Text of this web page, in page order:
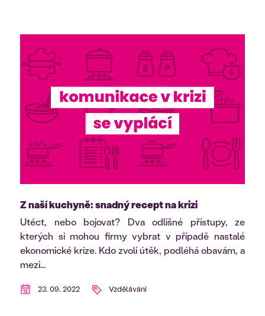
Z naší kuchyně: snadný recept na krizi
Utéct, nebo bojovat? Dva odlišné přístupy, ze
kterých si mohou firmy vybrat v případě nastalé
ekonomické krize. Kdo zvolí útěk, podléhá obavám, a
mezi...
23. 09. 2022 Vzdělávání